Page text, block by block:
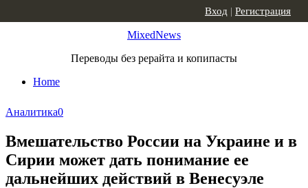
MixedNews
Переводы без рерайта и копипасты
Home
Вход | Регистрация
Аналитика0
Вмешательство России на Украине и в
Сирии может дать понимание ее
дальнейших действий в Венесуэле